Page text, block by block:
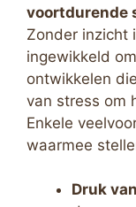
voortdurende
Zonder inzicht
ingewikkeld
ontwikkelen
van stress om
Enkele
waarmee
Druk